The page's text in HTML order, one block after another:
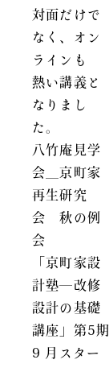
対面だけで
なく、オン
ラインも
熱い講義と
なりまし
た。
八竹庵見学
会＿京町家
再生研究
会 秋の例
会
「京町家設
計塾―改修
設計の基礎
講座」第5期
9 月スター